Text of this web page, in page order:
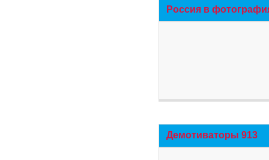
Россия в
Демотиваторы 913